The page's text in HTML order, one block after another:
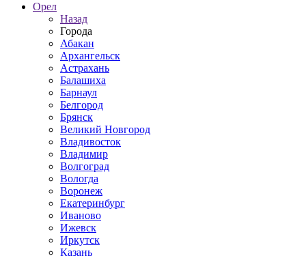
Орел
Назад
Города
Абакан
Архангельск
Астрахань
Балашиха
Барнаул
Белгород
Брянск
Великий Новгород
Владивосток
Владимир
Волгоград
Вологда
Воронеж
Екатеринбург
Иваново
Ижевск
Иркутск
Казань